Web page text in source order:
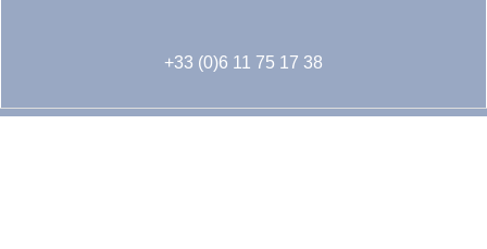
+33 (0)6 11 75 17 38